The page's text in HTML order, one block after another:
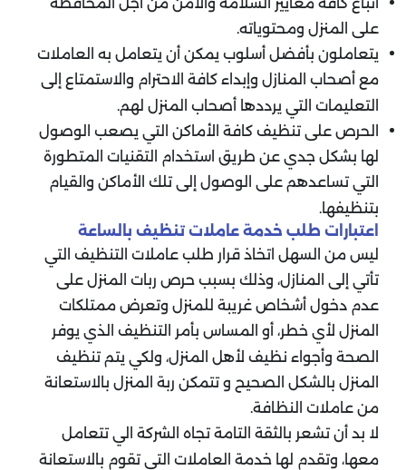
على المنزل ومحتوياته.
يتعاملون بأفضل أسلوب يمكن أن يتعامل به العاملات
مع أصحاب المنازل وإبداء كافة الاحترام والاستمتاع إلى
التعليمات التي يرددها أصحاب المنزل لهم.
الحرص على تنظيف كافة الأماكن التي يصعب الوصول
لها بشكل جدي عن طريق استخدام التقنيات المتطورة
التي تساعدهم على الوصول إلى تلك الأماكن والقيام
بتنظيفها.
اعتبارات طلب خدمة عاملات تنظيف بالساعة
ليس من السهل اتخاذ قرار طلب عاملات التنظيف التي
تأتي إلى المنازل، وذلك بسبب حرص ربات المنزل على
عدم دخول أشخاص غريبة للمنزل وتعرض ممتلكات
المنزل لأي خطر، أو المساس بأمر التنظيف الذي يوفر
الصحة وأجواء نظيف لأهل المنزل، ولكي يتم تنظيف
المنزل بالشكل الصحيح و تتمكن ربة المنزل بالاستعانة
من عاملات النظافة.
لا بد أن تشعر بالثقة التامة تجاه الشركة الي تتعامل
معها، وتقدم لها خدمة العاملات التي تقوم بالاستعانة